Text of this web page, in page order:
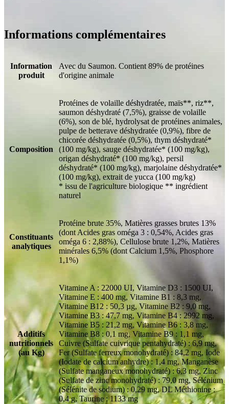
Informations complémentaires
Information
produit
Avec du Saumon. Contient 89% de protéines
d'origine animale
Composition
Protéines de volaille déshydratée, maïs**, riz**,
saumon déshydraté (7,5%), graisse de volaille
(6%), son de blé, hydrolysat de protéines animales,
pulpe de betterave déshydratée (0,9%), fibre de
chicorée déshydratée (0,5%), thym déshydraté*
(100 mg/kg), sauge déshydratée* (100 mg/kg),
origan déshydraté* (100 mg/kg), persil
déshydraté* (100 mg/kg), marjolaine déshydratée*
(100 mg/kg), extrait de yucca (100 mg/kg)
* issu de l'agriculture biologique ** ingrédient
naturel
Constituants
analytiques
Protéine brute 35%, Matières grasses brutes 13%
(dont Acides gras oméga 3 : 0,54%, Acides gras
oméga 6 : 2,88%), Cellulose brute 1,2%, Matières
minérales 6,5% (dont Calcium 1,5%, Phosphore
1,1%)
Additifs
nutritionnels
(au Kg)
Vitamine A : 22000 UI, Vitamine D3 : 1500 UI,
Vitamine E : 400 mg, Vitamine B1 : 8,3 mg,
Vitamine B12 : 50,3 µg, Vitamine B2 : 9,0 mg,
Vitamine B3 : 47,7 mg, Vitamine B4 : 2992 mg,
Vitamine B5 : 21,2 mg, Vitamine B6 : 3,8 mg,
Vitamine B8 : 0,1 mg, Vitamine B9 : 1,1 mg,
Cuivre (Sulfate cuivrique pentahydraté) : 6,9 mg,
Fer (Sulfate ferreux monohydraté) : 84,2 mg, Iode
(Iodate de calcium anhydre) : 1,4 mg, Manganèse
(Sulfate manganeux monohydraté) : 6,3 mg, Zinc
(Sulfate de zinc monohydraté) : 79,0 mg, Sélénium
(Sélénite de sodium) : 0,29 mg, DL Méthionine :
0,4 g, Taurine : 1133 mg